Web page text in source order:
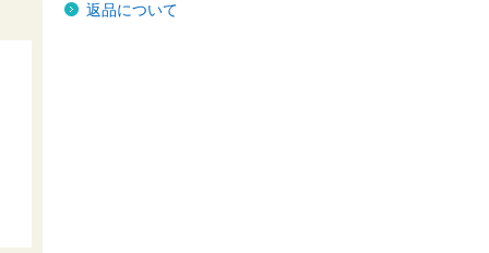
人で暮らしてみ...
返品について